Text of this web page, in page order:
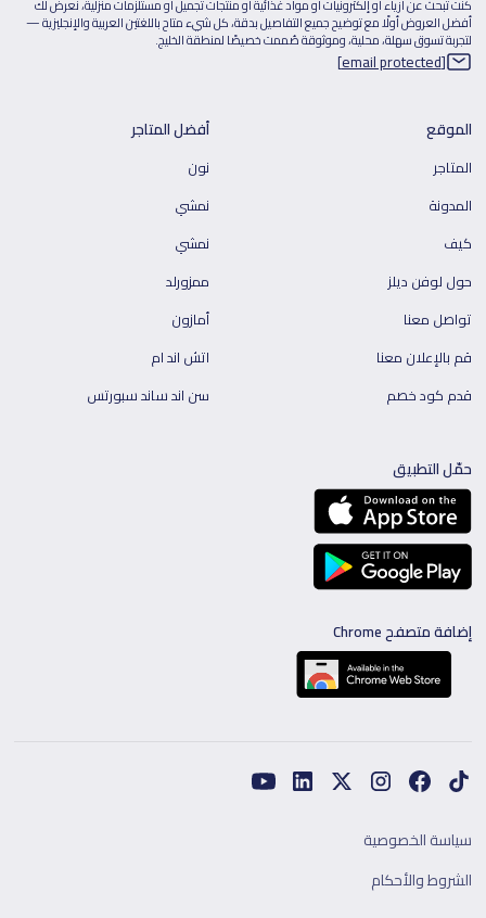
أفضل العروض أولًا مع توضيح جميع التفاصيل بدقة، كل شيء متاح باللغتين العربية والإنجليزية —
لتجربة تسوق سهلة، محلية، وموثوقة صُممت خصيصًا لمنطقة الخليج.
[email protected]
الموقع
المتاجر
المدونة
كيف
حول لوفن ديلز
تواصل معنا
قم بالإعلان معنا
قدم كود خصم
أفضل المتاجر
نون
نمشي
نمشي
ممزورلد
أمازون
اتش اند ام
سن اند ساند سبورتس
حمّل التطبيق
إضافة متصفح Chrome
سياسة الخصوصية
الشروط والأحكام